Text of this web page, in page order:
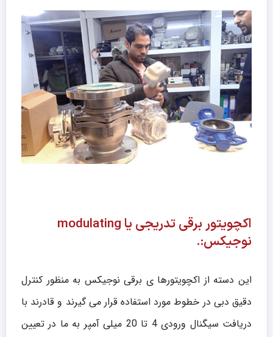
اکچویتور برقی تدریجی یا modulating
نوجیکس:.
این دسته از اکچویتورها ی برقی نوجیکس به منظور کنترل
دقیق دبی در خطوط مورد استفاده قرار می گیرند و قادرند با
دریافت سیگنال ورودی 4 تا 20 میلی آمپر به ما در تعیین